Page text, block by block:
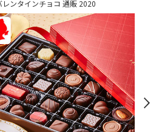
レンタインチョコ 通販 2020